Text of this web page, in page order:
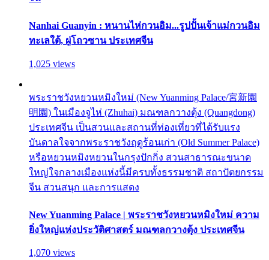
Nanhai Guanyin : หนานไห่กวนอิม...รูปปั้นเจ้าแม่กวนอิม
ทะเลใต้, ผู่โถวซาน ประเทศจีน
1,025 views
พระราชวังหยวนหมิงใหม่ (New Yuanming Palace/宮新園
明園) ในเมืองจูไห่ (Zhuhai) มณฑลกวางตุ้ง (Quangdong)
ประเทศจีน เป็นสวนและสถานที่ท่องเที่ยวที่ได้รับแรง
บันดาลใจจากพระราชวังฤดูร้อนเก่า (Old Summer Palace)
หรือหยวนหมิงหยวนในกรุงปักกิ่ง สวนสาธารณะขนาด
ใหญ่ใจกลางเมืองแห่งนี้มีครบทั้งธรรมชาติ สถาปัตยกรรม
จีน สวนสนุก และการแสดง
New Yuanming Palace | พระราชวังหยวนหมิงใหม่ ความ
ยิ่งใหญ่แห่งประวัติศาสตร์ มณฑลกวางตุ้ง ประเทศจีน
1,070 views